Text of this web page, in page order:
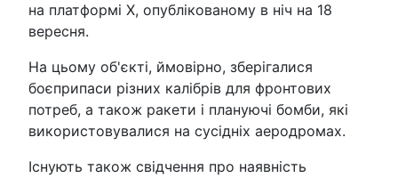
на платформі X, опублікованому в ніч на 18
вересня.
На цьому об'єкті, ймовірно, зберігалися
боєприпаси різних калібрів для фронтових
потреб, а також ракети і плануючі бомби, які
використовувалися на сусідніх аеродромах.
Існують також свідчення про наявність